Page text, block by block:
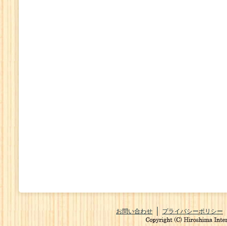
お問い合わせ プライバシーポリシー